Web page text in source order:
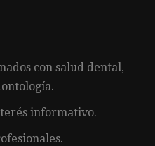
con salud dental,
informativo.